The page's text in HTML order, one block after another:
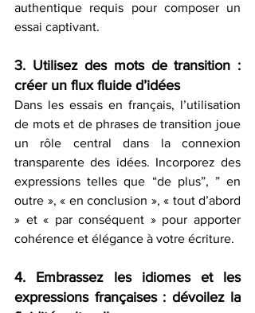
authentique requis pour composer un
essai captivant.
3. Utilisez des mots de transition :
créer un flux fluide d’idées
Dans les essais en français, l’utilisation
de mots et de phrases de transition joue
un rôle central dans la connexion
transparente des idées. Incorporez des
expressions telles que “de plus”, ” en
outre », « en conclusion », « tout d’abord
» et « par conséquent » pour apporter
cohérence et élégance à votre écriture.
4. Embrassez les idiomes et les
expressions françaises : dévoilez la